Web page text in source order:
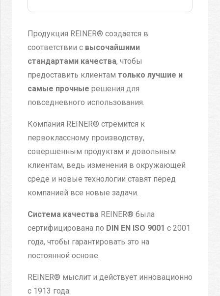
Продукция REINER® создается в
соответствии с высочайшими
стандартами качества, чтобы
предоставить клиентам только лучшие и
самые прочные решения для
повседневного использования.
Компания REINER® стремится к
первоклассному производству,
совершенным продуктам и довольным
клиентам, ведь изменения в окружающей
среде и новые технологии ставят перед
компанией все новые задачи.
Система качества REINER® была
сертифицирована по DIN EN ISO 9001 с 2001
года, чтобы гарантировать это на
постоянной основе.
REINER® мыслит и действует инновационно
с 1913 года.